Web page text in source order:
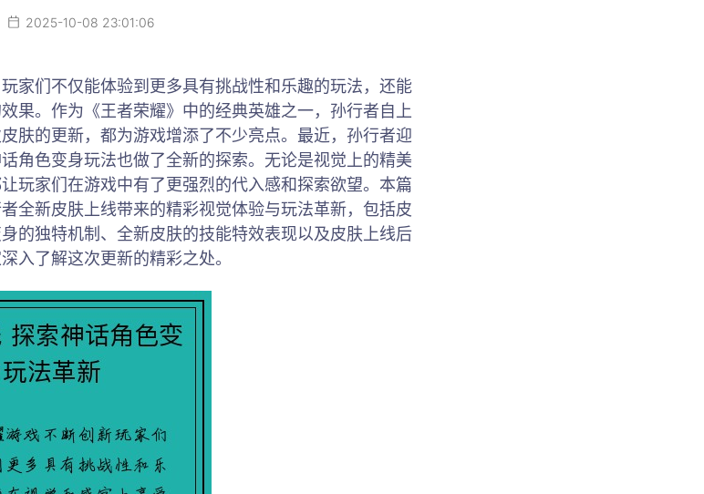
2025-10-08 23:01:06
家们不仅能体验到更多具有挑战性和乐趣的玩法，还能
果。作为《王者荣耀》中的经典英雄之一，孙行者自上
肤的更新，都为游戏增添了不少亮点。最近，孙行者迎
角色变身玩法也做了全新的探索。无论是视觉上的精美
玩家们在游戏中有了更强烈的代入感和探索欲望。本篇
全新皮肤上线带来的精彩视觉体验与玩法革新，包括皮
的独特机制、全新皮肤的技能特效表现以及皮肤上线后
入了解这次更新的精彩之处。